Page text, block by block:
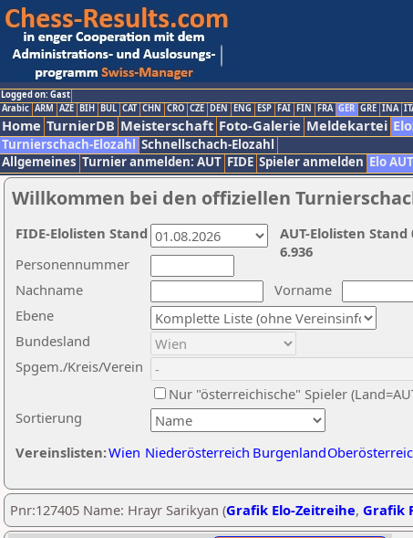
Logged on: Gast
Arabic ARM AZE BIH BUL CAT CHN CRO CZE DEN ENG ESP FAI FIN FRA GER GRE INA
Home TurnierDB Meisterschaft Foto-Galerie Meldekartei
Turnierschach-Elozahl Schnellschach-Elozahl
Allgemeines Turnier anmelden: AUT FIDE Spieler anmelden Elo AUT
Willkommen bei den offiziellen
Nachname
Vorname
Ebene
Sortierung
Personennummer
Bundesland
Spgem./Kreis/Verein
Nur "österreichische" Spieler
Vereinslisten:Wien Niederösterreich Burgenland
AUT-Elolisten
6.936
FIDE-Elolisten Stand
Pnr:127405 Name: Hrayr Sarikyan (Grafik Elo-Zeitreihe, Grafik